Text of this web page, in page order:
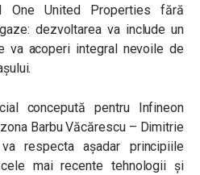
United Properties fără
dezvoltarea va include un
va acoperi integral nevoile de
concepută pentru Infineon
Barbu Văcărescu – Dimitrie
respecta așadar principiile
mai recente tehnologii și